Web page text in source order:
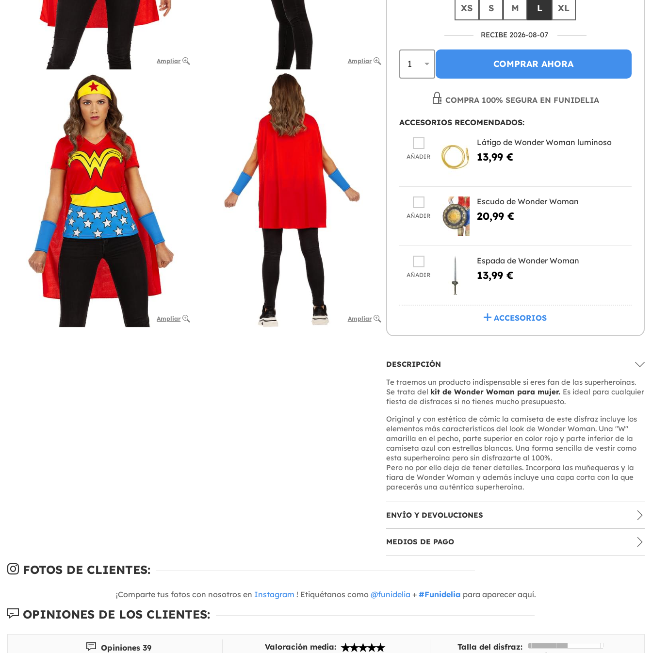
Ampliar Ampliar
Ampliar Ampliar
XS S M L XL
RECIBE 2026-08-07
COMPRAR AHORA
COMPRA 100% SEGURA EN FUNIDELIA
ACCESORIOS RECOMENDADOS:
AÑADIR
Látigo de Wonder Woman luminoso
13,99 €
AÑADIR
Escudo de Wonder Woman
20,99 €
AÑADIR
Espada de Wonder Woman
13,99 €
ACCESORIOS
DESCRIPCIÓN
Te traemos un producto indispensable si eres fan de las superheroínas.
Se trata del kit de Wonder Woman para mujer. Es ideal para cualquier
fiesta de disfraces si no tienes mucho presupuesto.
Original y con estética de cómic la camiseta de este disfraz incluye los
elementos más característicos del look de Wonder Woman. Una "W"
amarilla en el pecho, parte superior en color rojo y parte inferior de la
camiseta azul con estrellas blancas. Una forma sencilla de vestir como
esta superheroína pero sin disfrazarte al 100%.
Pero no por ello deja de tener detalles. Incorpora las muñequeras y la
tiara de Wonder Woman y además incluye una capa corta con la que
parecerás una auténtica superheroína.
ENVÍO Y DEVOLUCIONES
MEDIOS DE PAGO
FOTOS DE CLIENTES:
¡Comparte tus fotos con nosotros en Instagram ! Etiquétanos como @funidelia + #Funidelia para aparecer aquí.
OPINIONES DE LOS CLIENTES:
Opiniones 39 Valoración media: Talla del disfraz: